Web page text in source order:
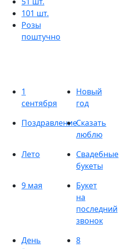
101 шт.
Розы
поштучно
1
сентября
Новый
год
ПоздравлениеСказать
люблю
Лето
Свадебные
букеты
9 мая
Букет
на
последний
звонок
День
8